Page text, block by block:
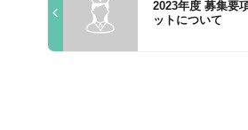
2023年度 募集要
ットについて